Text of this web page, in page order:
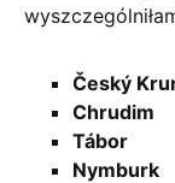
Český
Chrudim
Tábor
Nymburk